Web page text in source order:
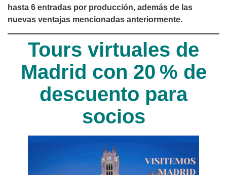
hasta 6 entradas por producción, además de las
nuevas ventajas mencionadas anteriormente.
Tours virtuales de
Madrid con 20 % de
descuento para
socios